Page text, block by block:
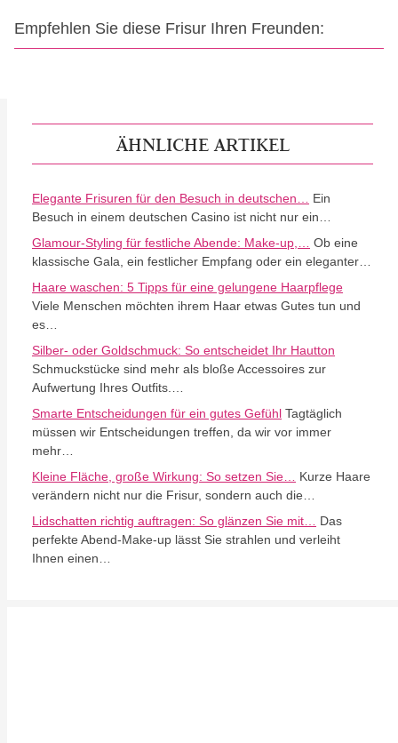
Empfehlen Sie diese Frisur Ihren Freunden:
ÄHNLICHE ARTIKEL
Elegante Frisuren für den Besuch in deutschen…
Ein
Besuch in einem deutschen Casino ist nicht nur ein…
Glamour-Styling für festliche Abende: Make-up,…
Ob eine
klassische Gala, ein festlicher Empfang oder ein eleganter…
Haare waschen: 5 Tipps für eine gelungene Haarpflege
Viele Menschen möchten ihrem Haar etwas Gutes tun und
es…
Silber- oder Goldschmuck: So entscheidet Ihr Hautton
Schmuckstücke sind mehr als bloße Accessoires zur
Aufwertung Ihres Outfits.…
Smarte Entscheidungen für ein gutes Gefühl Tagtäglich
müssen wir Entscheidungen treffen, da wir vor immer
mehr…
Kleine Fläche, große Wirkung: So setzen Sie…
Kurze Haare
verändern nicht nur die Frisur, sondern auch die…
Lidschatten richtig auftragen: So glänzen Sie mit…
Das
perfekte Abend-Make-up lässt Sie strahlen und verleiht
Ihnen einen…